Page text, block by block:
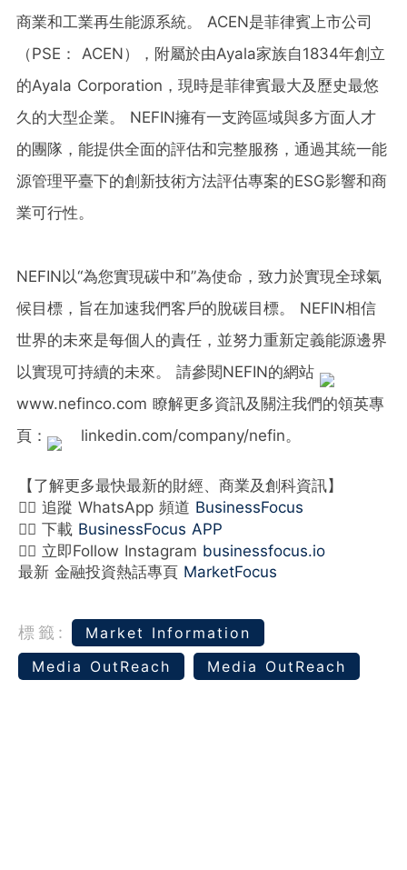
商業和工業再生能源系統。 ACEN是菲律賓上市公司
（PSE： ACEN），附屬於由Ayala家族自1834年創立
的Ayala Corporation，現時是菲律賓最大及歷史最悠
久的大型企業。 NEFIN擁有一支跨區域與多方面人才
的團隊，能提供全面的評估和完整服務，通過其統一能
源管理平臺下的創新技術方法評估專案的ESG影響和商
業可行性。
NEFIN以“為您實現碳中和”為使命，致力於實現全球氣
候目標，旨在加速我們客戶的脫碳目標。 NEFIN相信
世界的未來是每個人的責任，並努力重新定義能源邊界
以實現可持續的未來。 請參閱NEFIN的網站
www.nefinco.com 瞭解更多資訊及關注我們的領英專
頁：
linkedin.com/company/nefin。
【了解更多最快最新的財經、商業及創科資訊】
👉🏻 追蹤 WhatsApp 頻道 BusinessFocus
👉🏻 下載 BusinessFocus APP
👉🏻 立即Follow Instagram businessfocus.io
最新 金融投資熱話專頁 MarketFocus
標籤:
Market Information
Media OutReach
Media OutReach